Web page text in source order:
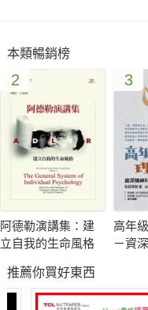
「欣西亞的文字……兩性
Ｈ 作家
「性比愛重要的時代來
德 作家
「一貫的幽默筆觸……老
嘉 眼科醫師
本書是欣西亞開放線上諮
當中不乏婚前、婚後相處
「愛愛很卡」、「怎麼搖
本類暢銷榜
2
阿德勒演講集：建
立自我的生命風格
3
高年
－資
推薦你買好東西